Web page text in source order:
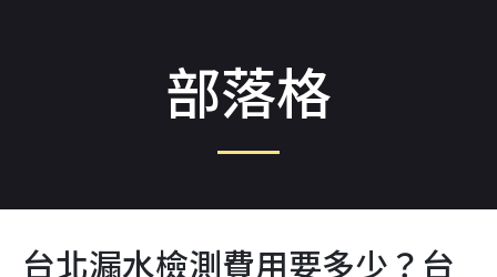
部落格
台北漏水檢測費用要多少？台